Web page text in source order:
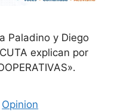
Paladino y Diego
explican por
Opinion